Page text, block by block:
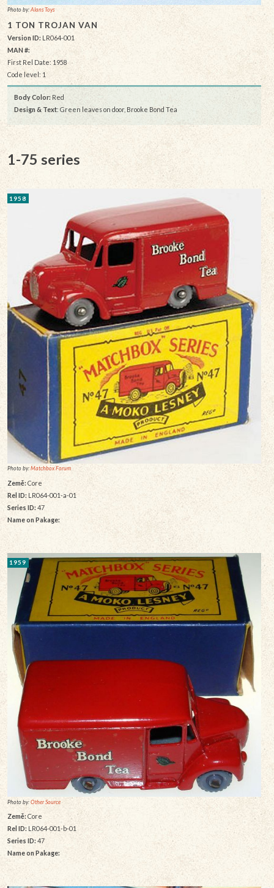
Photo by:Alans Toys
1 TON TROJAN VAN
Version ID: LR064-001
MAN #:
First Rel Date: 1958
Code level: 1
Body Color:Red
Design & Text: Green leaves on door, Brooke Bond Tea
1-75 series
1958
Photo by:Matchbox Forum
Země:Core
Rel ID: LR064-001-a-01
Series ID:47
Name on Pakage:
1959
Photo by:Other Source
Země:Core
Rel ID: LR064-001-b-01
Series ID: 47
Name on Pakage: